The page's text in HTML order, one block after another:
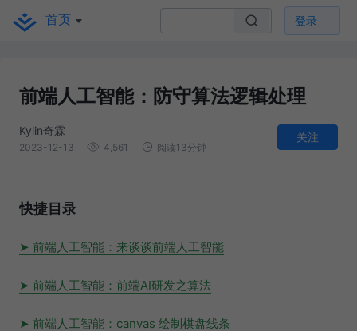
首页 登录
前端人工智能：防守算法逻辑处理
Kylin奇霖
2023-12-13 4,561 阅读13分钟
关注
快捷目录
前端人工智能：来谈谈前端人工智能
前端人工智能：前端AI研发之算法
前端人工智能：canvas 绘制棋盘线条